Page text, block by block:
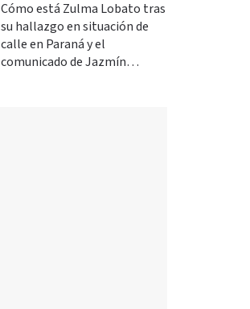
Cómo está Zulma Lobato tras
su hallazgo en situación de
calle en Paraná y el
comunicado de Jazmín